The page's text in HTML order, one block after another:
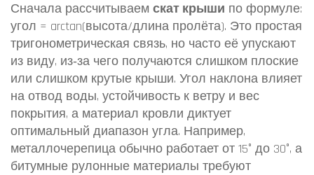
Сначала рассчитываем скат крыши по формуле:
угол = arctan(высота/длина пролёта). Это простая
тригонометрическая связь, но часто её упускают
из виду, из‑за чего получаются слишком плоские
или слишком крутые крыши. Угол наклона влияет
на отвод воды, устойчивость к ветру и вес
покрытия, а материал кровли диктует
оптимальный диапазон угла. Например,
металлочерепица обычно работает от 15° до 30°, а
битумные рулонные материалы требуют